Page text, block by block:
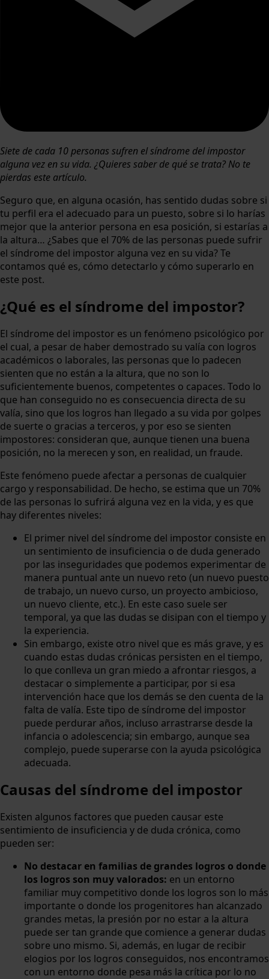
Siete de cada 10 personas sufren el síndrome del impostor
alguna vez en su vida. ¿Quieres saber de qué se trata? No te
pierdas este artículo.
Seguro que, en alguna ocasión, has sentido dudas sobre si
tu perfil era el adecuado para un puesto, sobre si lo harías
mejor que la anterior persona en esa posición, si estarías a
la altura… ¿Sabes que el 70% de las personas puede sufrir
el síndrome del impostor alguna vez en su vida? Te
contamos qué es, cómo detectarlo y cómo superarlo en
este post.
¿Qué es el síndrome del impostor?
El síndrome del impostor es un fenómeno psicológico por
el cual, a pesar de haber demostrado su valía con logros
académicos o laborales, las personas que lo padecen
sienten que no están a la altura, que no son lo
suficientemente buenos, competentes o capaces. Todo lo
que han conseguido no es consecuencia directa de su
valía, sino que los logros han llegado a su vida por golpes
de suerte o gracias a terceros, y por eso se sienten
impostores: consideran que, aunque tienen una buena
posición, no la merecen y son, en realidad, un fraude.
Este fenómeno puede afectar a personas de cualquier
cargo y responsabilidad. De hecho, se estima que un 70%
de las personas lo sufrirá alguna vez en la vida, y es que
hay diferentes niveles:
El primer nivel del síndrome del impostor consiste en
un sentimiento de insuficiencia o de duda generado
por las inseguridades que podemos experimentar de
manera puntual ante un nuevo reto (un nuevo puesto
de trabajo, un nuevo curso, un proyecto ambicioso,
un nuevo cliente, etc.). En este caso suele ser
temporal, ya que las dudas se disipan con el tiempo y
la experiencia.
Sin embargo, existe otro nivel que es más grave, y es
cuando estas dudas crónicas persisten en el tiempo,
lo que conlleva un gran miedo a afrontar riesgos, a
destacar o simplemente a participar, por si esa
intervención hace que los demás se den cuenta de la
falta de valía. Este tipo de síndrome del impostor
puede perdurar años, incluso arrastrarse desde la
infancia o adolescencia; sin embargo, aunque sea
complejo, puede superarse con la ayuda psicológica
adecuada.
Causas del síndrome del impostor
Existen algunos factores que pueden causar este
sentimiento de insuficiencia y de duda crónica, como
pueden ser:
No destacar en familias de grandes logros o donde
los logros son muy valorados: en un entorno
familiar muy competitivo donde los logros son lo más
importante o donde los progenitores han alcanzado
grandes metas, la presión por no estar a la altura
puede ser tan grande que comience a generar dudas
sobre uno mismo. Si, además, en lugar de recibir
elogios por los logros conseguidos, nos encontramos
con un entorno donde pesa más la crítica por lo no